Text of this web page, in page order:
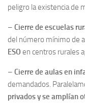
peligro la existencia de
– Cierre de escuelas
del número mínimo de
ESO en centros rurales
– Cierre de aulas en
demandados.
privados y se amplían